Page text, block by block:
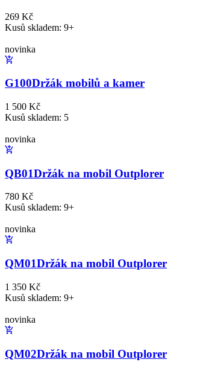
269 Kč
Kusů skladem: 9+
novinka
G100Držák mobilů a kamer
1 500 Kč
Kusů skladem: 5
novinka
QB01Držák na mobil Outplorer
780 Kč
Kusů skladem: 9+
novinka
QM01Držák na mobil Outplorer
1 350 Kč
Kusů skladem: 9+
novinka
QM02Držák na mobil Outplorer